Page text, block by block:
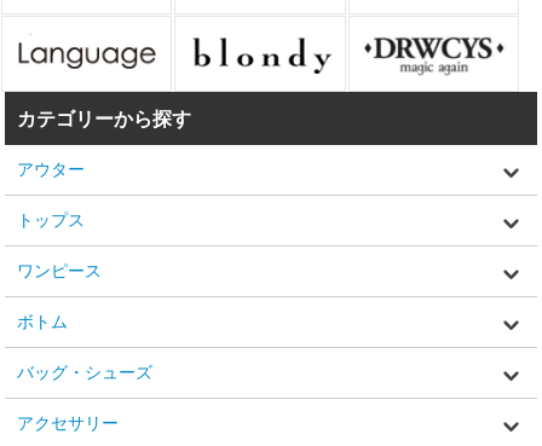
カテゴリーから探す
アウター
トップス
ワンピース
ボトム
バッグ・シューズ
アクセサリー